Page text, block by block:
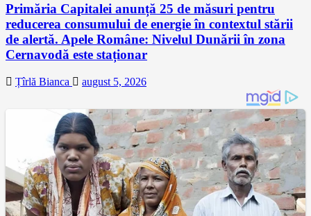
Primăria Capitalei anunță 25 de măsuri pentru
reducerea consumului de energie în contextul stării
de alertă. Apele Române: Nivelul Dunării în zona
Cernavodă este staționar
Țîrlă Bianca august 5, 2026